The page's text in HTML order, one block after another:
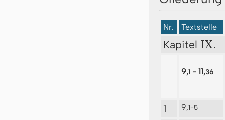
Nr. Textstelle
Kapitel IX.
9,1- 11,36
1 9,1-5